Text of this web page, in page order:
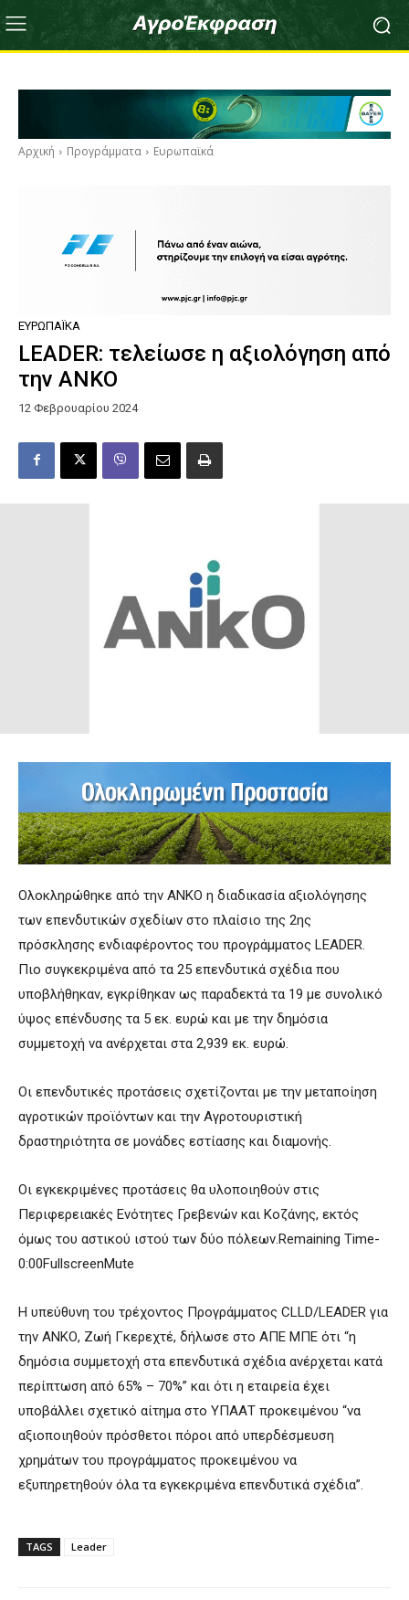
Αρχική Προγράμματα Ευρωπαϊκά
ΕΥΡΩΠΑΪΚΆ
LEADER: τελείωσε η αξιολόγηση από
την ΑΝΚΟ
12 Φεβρουαρίου 2024
Ολοκληρώθηκε από την ΑΝΚΟ η διαδικασία αξιολόγησης
των επενδυτικών σχεδίων στο πλαίσιο της 2ης
πρόσκλησης ενδιαφέροντος του προγράμματος LEADER.
Πιο συγκεκριμένα από τα 25 επενδυτικά σχέδια που
υποβλήθηκαν, εγκρίθηκαν ως παραδεκτά τα 19 με συνολικό
ύψος επένδυσης τα 5 εκ. ευρώ και με την δημόσια
συμμετοχή να ανέρχεται στα 2,939 εκ. ευρώ.
Οι επενδυτικές προτάσεις σχετίζονται με την μεταποίηση
αγροτικών προϊόντων και την Αγροτουριστική
δραστηριότητα σε μονάδες εστίασης και διαμονής.
Οι εγκεκριμένες προτάσεις θα υλοποιηθούν στις
Περιφερειακές Ενότητες Γρεβενών και Κοζάνης, εκτός
όμως του αστικού ιστού των δύο πόλεων.Remaining Time-
0:00FullscreenMute
Η υπεύθυνη του τρέχοντος Προγράμματος CLLD/LEADER για
την ΑΝΚΟ, Ζωή Γκερεχτέ, δήλωσε στο ΑΠΕ ΜΠΕ ότι “η
δημόσια συμμετοχή στα επενδυτικά σχέδια ανέρχεται κατά
περίπτωση από 65% – 70%” και ότι η εταιρεία έχει
υποβάλλει σχετικό αίτημα στο ΥΠΑΑΤ προκειμένου “να
αξιοποιηθούν πρόσθετοι πόροι από υπερδέσμευση
χρημάτων του προγράμματος προκειμένου να
εξυπηρετηθούν όλα τα εγκεκριμένα επενδυτικά σχέδια”.
TAGS Leader